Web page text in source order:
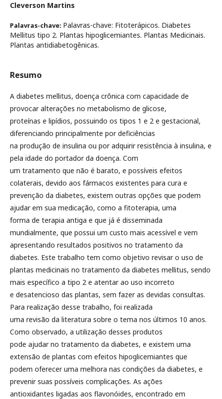
Cleverson Martins
Palavras-chave: Palavras-chave: Fitoterápicos. Diabetes
Mellitus tipo 2. Plantas hipoglicemiantes. Plantas Medicinais.
Plantas antidiabetogênicas.
Resumo
A diabetes mellitus, doença crônica com capacidade de
provocar alterações no metabolismo de glicose,
proteínas e lipídios, possuindo os tipos 1 e 2 e gestacional,
diferenciando principalmente por deficiências
na produção de insulina ou por adquirir resistência à insulina, e
pela idade do portador da doença. Com
um tratamento que não é barato, e possíveis efeitos
colaterais, devido aos fármacos existentes para cura e
prevenção da diabetes, existem outras opções que podem
ajudar em sua medicação, como a fitoterapia, uma
forma de terapia antiga e que já é disseminada
mundialmente, que possui um custo mais acessível e vem
apresentando resultados positivos no tratamento da
diabetes. Este trabalho tem como objetivo revisar o uso de
plantas medicinais no tratamento da diabetes mellitus, sendo
mais específico a tipo 2 e atentar ao uso incorreto
e desatencioso das plantas, sem fazer as devidas consultas.
Para realização desse trabalho, foi realizada
uma revisão da literatura sobre o tema nos últimos 10 anos.
Como observado, a utilização desses produtos
pode ajudar no tratamento da diabetes, e existem uma
extensão de plantas com efeitos hipoglicemiantes que
podem oferecer uma melhora nas condições da diabetes, e
prevenir suas possíveis complicações. As ações
antioxidantes ligadas aos flavonóides, encontrado em